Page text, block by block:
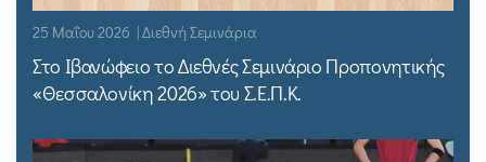
25 Μαΐου 2026 | Διεθνή Σεμινάρια
Στο Ιβανώφειο το Διεθνές Σεμινάριο Προπονητικής
«Θεσσαλονίκη 2026» του Σ.Ε.Π.Κ.